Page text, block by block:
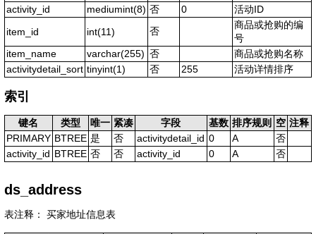
activity_id
mediumint(8) 否 0
活动ID
item_id
int(11) 否
商品或抢购的编
号
item_name
varchar(255) 否
商品或抢购名称
activitydetail_sort tinyint(1) 否 255 活动详情排序
索引
键名 类型 唯一 紧凑 字段 基数 排序规则 空 注释
PRIMARY BTREE 是 否 activitydetail_id 0 A
否
activity_id BTREE 否 否 activity_id 0 A 否
ds_address
表注释： 买家地址信息表